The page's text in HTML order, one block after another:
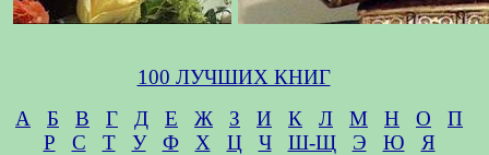
100 ЛУЧШИХ КНИГ
А
Б В Г Д Е Ж З И К Л М Н О
П
Р
С Т У Ф Х Ц Ч Ш-Щ Э Ю
Я